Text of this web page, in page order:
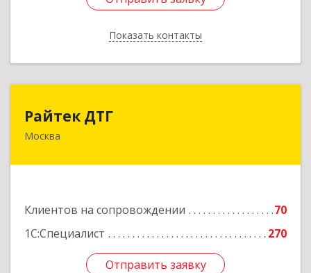
Показать контакты
Назад
Райтек ДТГ
Москва
Клиентов на сопровождении
70
1С:Специалист
270
Отправить заявку
123112, Москва г, вн.тер.г. муниципальный
Подробнее
Отправить заявку